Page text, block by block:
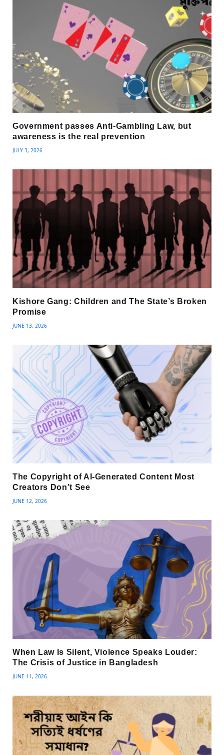
Government passes Anti-Gambling Law, but
awareness is the real prevention
JULY 3, 2026
Kishore Gang: Children and The State’s Broken
Promise
JUNE 13, 2026
The Copyright of AI-Generated Content Most
Creators Don’t See
JUNE 12, 2026
When Law Is Silent, Violence Speaks Louder:
The Crisis of Justice in Bangladesh
JUNE 11, 2026